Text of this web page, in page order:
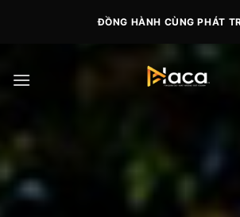
ĐỒNG HÀNH CÙNG PHÁT